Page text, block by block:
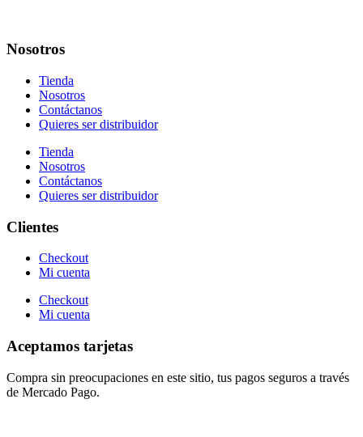
Nosotros
Tienda
Nosotros
Contáctanos
Quieres ser distribuidor
Tienda
Nosotros
Contáctanos
Quieres ser distribuidor
Clientes
Checkout
Mi cuenta
Checkout
Mi cuenta
Aceptamos tarjetas
Compra sin preocupaciones en este sitio, tus pagos seguros a través
de Mercado Pago.